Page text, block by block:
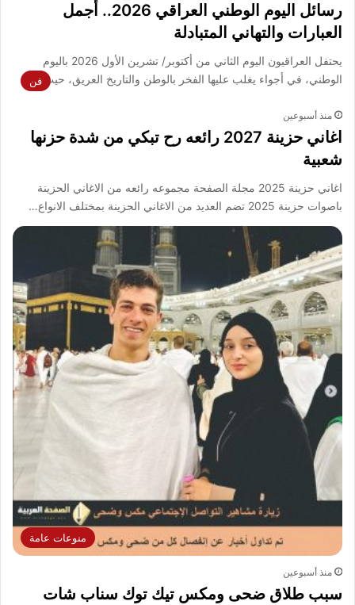
رسائل اليوم الوطني العراقي 2026.. أجمل
العبارات والتهاني المتبادلة
يحتفل العراقيون اليوم الثاني من أكتوبر/ تشرين الأول 2026 باليوم
الوطني، في أجواء يغلب عليها الفخر بالوطن والتاريخ العريق، حيث…فن
منذ أسبوعين
اغاني حزينة 2027 رائعه رح تبكي من شدة حزنها
شعبية
اغاني حزينة 2025 مجلة الصفحة مجموعه رائعه من الاغاني الحزينة
باصوات حزينة 2025 تضم العديد من الاغاني الحزينة بمختلف الانواع…
منوعات عامة
منذ أسبوعين
سبب طلاق ضحى ومكس تيك توك سناب شات